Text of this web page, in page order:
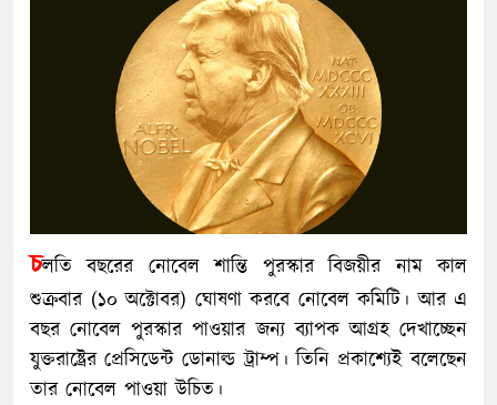
চলতি বছরের নোবেল শান্তি পুরস্কার বিজয়ীর নাম কাল
শুক্রবার (১০ অক্টোবর) ঘোষণা করবে নোবেল কমিটি। আর এ
বছর নোবেল পুরস্কার পাওয়ার জন্য ব্যাপক আগ্রহ দেখাচ্ছেন
যুক্তরাষ্ট্রের প্রেসিডেন্ট ডোনাল্ড ট্রাম্প। তিনি প্রকাশ্যেই বলেছেন
তার নোবেল পাওয়া উচিত।